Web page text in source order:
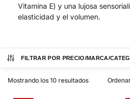
Vitamina E) y una lujosa
elasticidad y el volumen.
FILTRAR POR PRECIO/MARCA/
Mostrando los 10 resultados